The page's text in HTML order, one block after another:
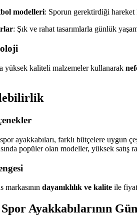
modelleri: Sporun gerektirdiği hareket
: Şık ve rahat tasarımlarla günlük
yüksek kaliteli malzemeler kullanarak
ayakkabıları, farklı bütçelere uygun
popüler olan modeller, yüksek
markasının dayanıklılık ve kalite ile
Ayakkabılarının